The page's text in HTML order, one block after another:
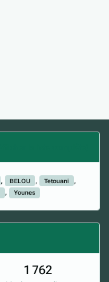
BELOU
Tetouani
Younes
1 762